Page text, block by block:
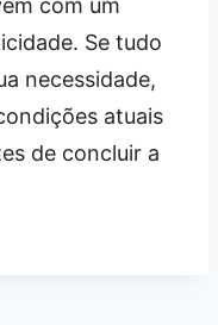
Se tudo
necessidade,
atuais
de concluir a